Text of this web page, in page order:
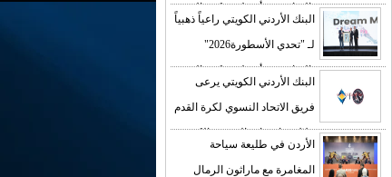
بالتعاون مع أسطورة كرة القدم
الأرجنتينية سافيولا
البنك الأردني الكويتي راعياً ذهبياً
لـ "تحدي الأسطورة2026"
بالتعاون مع أسطورة كرة القدم
الأرجنتينية سافيولا
البنك الأردني الكويتي يرعى
فريق الاتحاد النسوي لكرة القدم
خلال منافسات الموسم الكروي
المحلي 2025
الأردن في طليعة سياحة
المغامرة مع ماراثون الرمال